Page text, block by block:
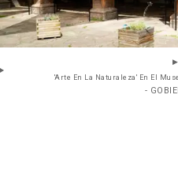
'Arte En La Naturaleza' En El
-